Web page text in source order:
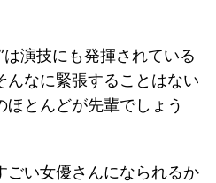
演技にも発揮されている
んなに緊張することはない
とんどが先輩でしょう
ごい女優さんになられるか